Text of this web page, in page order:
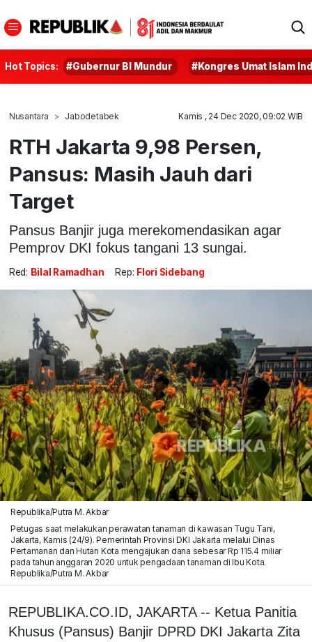
Hot Topics: #Gubernur BI Mundur #Kongres Umat Islam
Nusantara Jabodetabek Kamis , 24 Dec 2020, 09:02 WIB
RTH Jakarta 9,98 Persen,
Pansus: Masih Jauh dari
Target
Pansus Banjir juga merekomendasikan agar
Pemprov DKI fokus tangani 13 sungai.
Red: Bilal Ramadhan Rep: Flori Sidebang
Republika/Putra M. Akbar
Petugas saat melakukan perawatan tanaman di kawasan Tugu Tani,
Jakarta, Kamis (24/9). Pemerintah Provinsi DKI Jakarta melalui Dinas
Pertamanan dan Hutan Kota mengajukan dana sebesar Rp 115.4 miliar
pada tahun anggaran 2020 untuk pengadaan tanaman di Ibu Kota.
Republika/Putra M. Akbar
REPUBLIKA.CO.ID, JAKARTA -- Ketua Panitia
Khusus (Pansus) Banjir DPRD DKI Jakarta Zita